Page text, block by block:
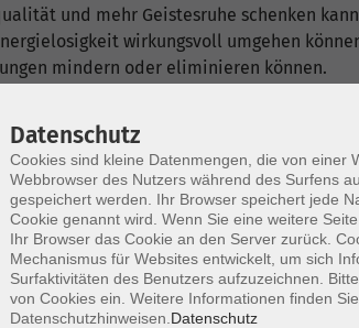
und mehr Geistesruhe schenken
wirkungsvoll umgehen
mindern oder eliminieren können.
Ort / Raum
10:00 – 11:30 Uhr Jugendheim
10:00 – 11:30 Uhr Jugendheim
Datenschutz
Cookies sind kleine Datenmengen, die von einer
Webbrowser des Nutzers während des Surfens
gespeichert werden. Ihr Browser speichert jede
Cookie genannt wird. Wenn Sie eine weitere
Ihr Browser das Cookie an den Server zurück.
Mechanismus für Websites entwickelt, um sich
Surfaktivitäten des Benutzers aufzuzeichnen.
von Cookies ein. Weitere Informationen finden
Datenschutzhinweisen. Datenschutz